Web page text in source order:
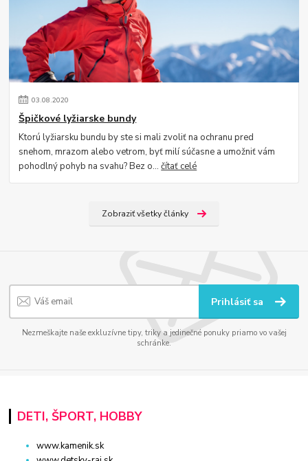
03.08.2020
Špičkové lyžiarske bundy
Ktorú lyžiarsku bundu by ste si mali zvoliť na ochranu pred
snehom, mrazom alebo vetrom, byť milí súčasne a umožniť vám
pohodlný pohyb na svahu? Bez o...čítať celé
Zobraziť všetky články
Prihlásiť sa
Nezmeškajte naše exkluzívne tipy, triky a jedinečné ponuky priamo vo vašej
schránke.
DETI, ŠPORT, HOBBY
www.kamenik.sk